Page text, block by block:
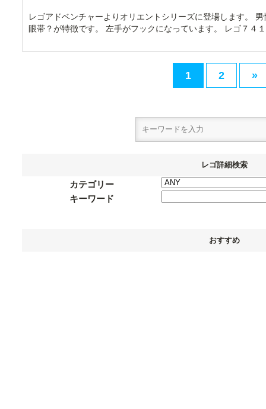
レゴアドベンチャーよりオリエントシリーズに登場します。
眼帯？が特徴です。 左手がフックになっています。 レゴ７４
1 2 »
レゴ詳細検索
カテゴリー
キーワード
おすすめ